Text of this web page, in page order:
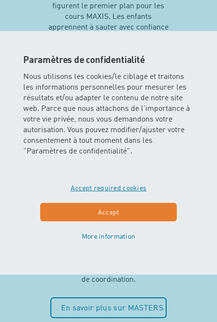
Paramètres de confidentialité
Nous utilisons les cookies/le ciblage et traitons
les informations personnelles pour mesurer les
résultats et/ou adapter le contenu de notre site
web. Parce que nous attachons de l'importance à
votre vie privée, nous vous demandons votre
autorisation. Vous pouvez modifier/ajuster votre
consentement à tout moment dans les
"Paramètres de confidentialité".
Accept required cookies
Accept
More information
figurent le premier plan pour les
cours MAXIS. Les enfants
apprennent à sauter avec confiance
techniques de natation…
En savoir plus sur MAXIS
MASTERS
Indépendance et plaisir de l’eau sont
de coordination.
En savoir plus sur MASTERS